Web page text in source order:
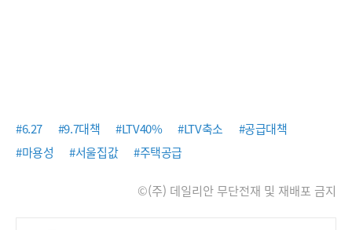
#6.27 #9.7대책 #LTV40% #LTV축소
#공급대책
#마용성
#서울집값 #주택공급
©(주) 데일리안 무단전재 및 재배포 금지